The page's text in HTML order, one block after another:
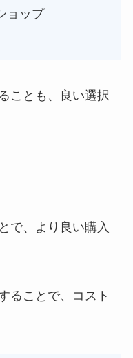
ョップ
ことも、良い選択
で、より良い購入
ることで、コスト